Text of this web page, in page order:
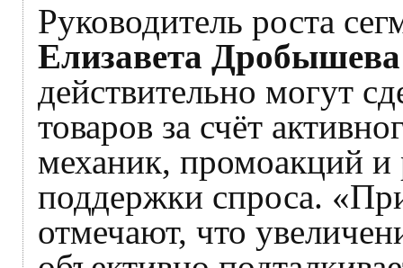
Руководитель роста
Елизавета Дробышева
действительно могут
товаров за счёт
механик, промоакций и
поддержки спроса.
отмечают, что